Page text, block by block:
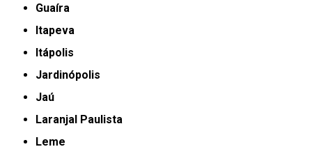
Guaíra
Itapeva
Itápolis
Jardinópolis
Jaú
Laranjal Paulista
Leme